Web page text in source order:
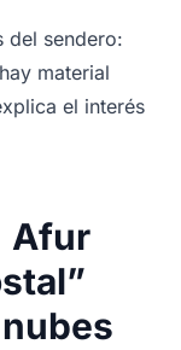
del sendero:
material
el interés
Afur